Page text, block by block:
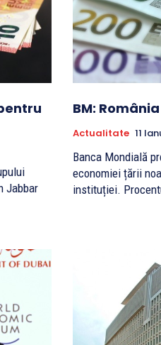
Jabbar
BM:
Actualitate 11
Banca Mondială
economiei țării
instituției.